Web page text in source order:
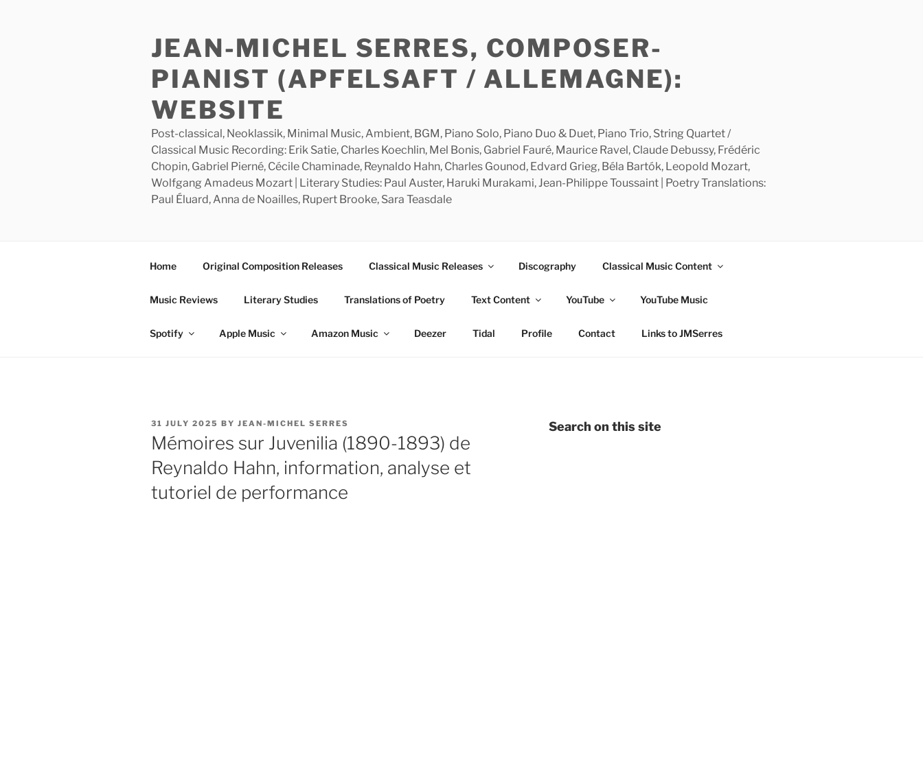
JEAN-MICHEL SERRES, COMPOSER-
PIANIST (APFELSAFT / ALLEMAGNE):
WEBSITE
Post-classical, Neoklassik, Minimal Music, Ambient, BGM, Piano Solo, Piano Duo & Duet, Piano Trio, String Quartet /
Classical Music Recording: Erik Satie, Charles Koechlin, Mel Bonis, Gabriel Fauré, Maurice Ravel, Claude Debussy, Frédéric
Chopin, Gabriel Pierné, Cécile Chaminade, Reynaldo Hahn, Charles Gounod, Edvard Grieg, Béla Bartók, Leopold Mozart,
Wolfgang Amadeus Mozart | Literary Studies: Paul Auster, Haruki Murakami, Jean-Philippe Toussaint | Poetry Translations:
Paul Éluard, Anna de Noailles, Rupert Brooke, Sara Teasdale
Home Original Composition Releases Classical Music Releases Discography Classical Music Content
Music Reviews Literary Studies Translations of Poetry Text Content YouTube YouTube Music
Spotify Apple Music Amazon Music Deezer Tidal Profile Contact Links to JMSerres
POSTED
ON
31 JULY 2025 BY JEAN-MICHEL SERRES
Mémoires sur Juvenilia (1890-1893) de
Reynaldo Hahn, information, analyse et
tutoriel de performance
Search on this site